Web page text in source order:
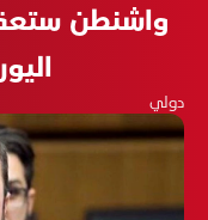
واشنطن
دولي